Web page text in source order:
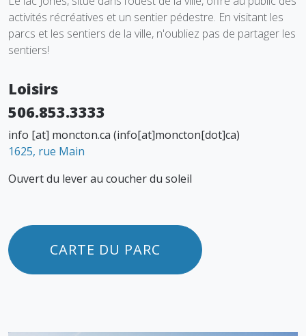
activités récréatives et un sentier pédestre. En visitant les
parcs et les sentiers de la ville, n'oubliez pas de partager les
sentiers!
Loisirs
506.853.3333
info [at] moncton.ca (info[at]moncton[dot]ca)
1625, rue Main
Ouvert du lever au coucher du soleil
CARTE DU PARC